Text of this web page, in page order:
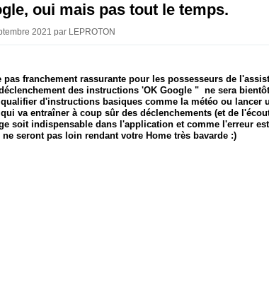
oui mais pas tout le temps.
2021 par LEPROTON
pas franchement rassurante pour les possesseurs de
des instructions 'OK Google " ne sera
d'instructions basiques comme la météo ou lancer
va entraîner à coup sûr des déclenchements (et de
soit indispensable dans l'application et comme l'erreur
ne seront pas loin rendant votre Home très bavarde :)